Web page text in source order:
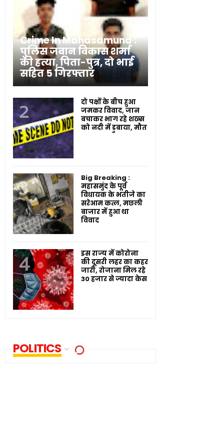
Crime In Mahasamund :
पुलिस जवान विकास शर्मा
की हत्या, पिता-पुत्र, दो भाई
सहित 5 गिरफ्तार
दो पक्षों के बीच हुआ
जमकर विवाद, जान
बचाकर भाग रहे शख्स
को नदी में डुबाया, मौत
Big Breaking :
महासमुंद के पूर्व
विधायक के भतीजे का
सरेआम कत्ल, मछली
बाजार में हुआ था
विवाद
इस राज्य में कोरोना
की दूसरी लहर का कहर
जारी, रोजाना मिल रहे
30 हजार से ज्यादा केस
POLITICS